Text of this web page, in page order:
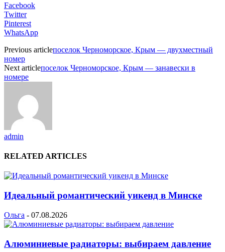
Facebook
Twitter
Pinterest
WhatsApp
Previous articleпоселок Черноморское, Крым — двухместный
номер
Next articleпоселок Черноморское, Крым — занавески в
номере
admin
RELATED ARTICLES
Идеальный романтический уикенд в Минске
Ольга - 07.08.2026
Алюминиевые радиаторы: выбираем давление